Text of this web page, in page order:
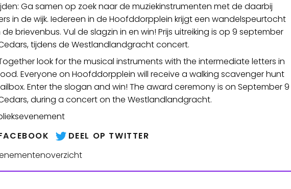
Ga samen op zoek naar de muziekinstrumenten met de daarbij
in de wijk. Iedereen in de Hoofddorpplein krijgt een wandelspeurtocht
brievenbus. Vul de slagzin in en win! Prijs uitreiking is op 9 september
tijdens de Westlandlandgracht concert.
look for the musical instruments with the intermediate letters in
Everyone on Hoofddorpplein will receive a walking scavenger hunt
Enter the slogan and win! The award ceremony is on September 9
during a concert on the Westlandlandgracht.
DEEL OP TWITTER